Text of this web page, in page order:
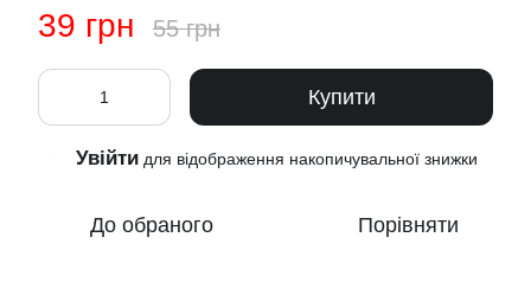
39 грн 55 грн
Купити
Увійти для відображення накопичувальної знижки
До обраного Порівняти